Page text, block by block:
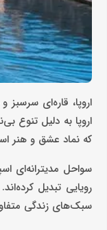
اروپا، قاره‌ای سرسبز
اروپا به دلیل تنوع
که نماد عشق و هنر
سواحل مدیترانه‌ای
رویایی تبدیل کرده‌اند.
سبک‌های زندگی